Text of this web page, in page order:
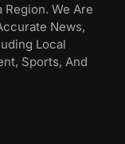
Region. We Are
News,
Local
Sports, And